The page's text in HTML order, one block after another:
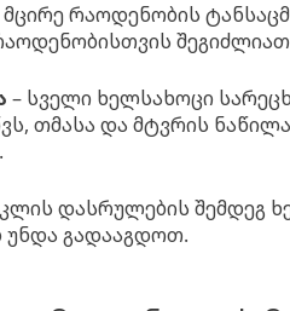
მცირე რაოდენობის
– სველი ხელსახოცი
თმასა და მტვრის
დასრულების შემდეგ
გადააგდოთ.